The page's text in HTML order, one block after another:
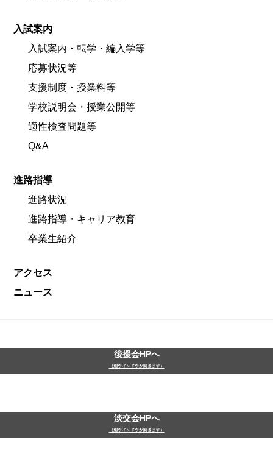
入試案内
入試案内・転学・編入学等
応募状況等
支援制度・授業料等
学校説明会・授業公開等
適性検査問題等
Q&A
進路指導
進路状況
進路指導・キャリア教育
卒業生紹介
アクセス
ニュース
後援会HPへ
（別ウインドウが開きます）
淡交会HPへ
（別ウインドウが開きます）